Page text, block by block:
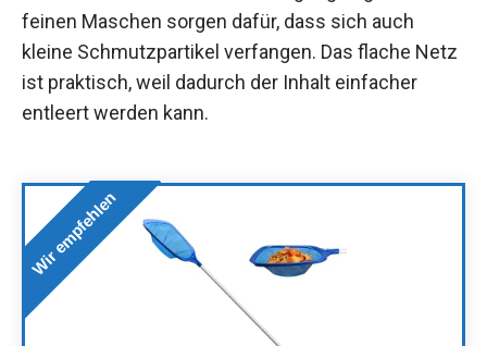
feinen Maschen sorgen dafür, dass sich auch
kleine Schmutzpartikel verfangen. Das flache Netz
ist praktisch, weil dadurch der Inhalt einfacher
entleert werden kann.
Wir empfehlen